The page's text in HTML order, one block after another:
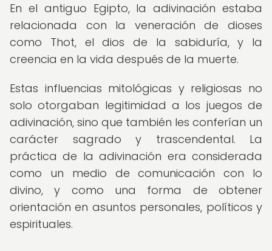
En el antiguo Egipto, la adivinación estaba
relacionada con la veneración de dioses
como Thot, el dios de la sabiduría, y la
creencia en la vida después de la muerte.
Estas influencias mitológicas y religiosas no
solo otorgaban legitimidad a los juegos de
adivinación, sino que también les conferían un
carácter sagrado y trascendental. La
práctica de la adivinación era considerada
como un medio de comunicación con lo
divino, y como una forma de obtener
orientación en asuntos personales, políticos y
espirituales.